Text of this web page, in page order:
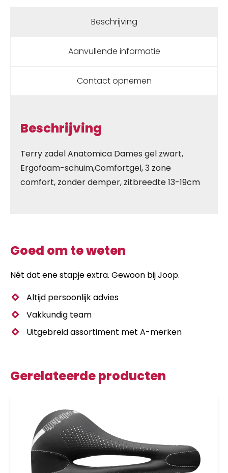
Beschrijving
Aanvullende informatie
Contact opnemen
Beschrijving
Terry zadel Anatomica Dames gel zwart,
Ergofoam-schuim,Comfortgel, 3 zone
comfort, zonder demper, zitbreedte 13-19cm
Goed om te weten
Nét dat ene stapje extra. Gewoon bij Joop.
Altijd persoonlijk advies
Vakkundig team
Uitgebreid assortiment met A-merken
Gerelateerde producten